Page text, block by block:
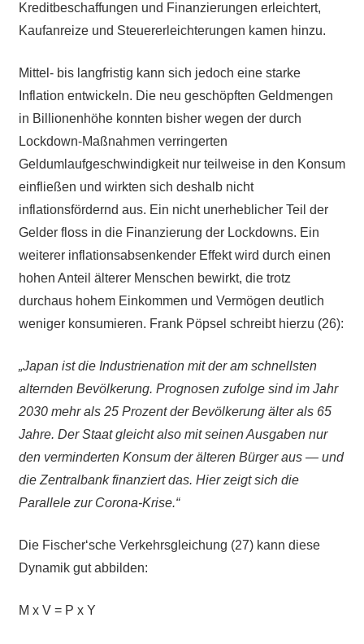
Kreditbeschaffungen und Finanzierungen erleichtert,
Kaufanreize und Steuererleichterungen kamen hinzu.
Mittel- bis langfristig kann sich jedoch eine starke
Inflation entwickeln. Die neu geschöpften Geldmengen
in Billionenhöhe konnten bisher wegen der durch
Lockdown-Maßnahmen verringerten
Geldumlaufgeschwindigkeit nur teilweise in den Konsum
einfließen und wirkten sich deshalb nicht
inflationsfördernd aus. Ein nicht unerheblicher Teil der
Gelder floss in die Finanzierung der Lockdowns. Ein
weiterer inflationsabsenkender Effekt wird durch einen
hohen Anteil älterer Menschen bewirkt, die trotz
durchaus hohem Einkommen und Vermögen deutlich
weniger konsumieren. Frank Pöpsel schreibt hierzu (26):
„Japan ist die Industrienation mit der am schnellsten
alternden Bevölkerung. Prognosen zufolge sind im Jahr
2030 mehr als 25 Prozent der Bevölkerung älter als 65
Jahre. Der Staat gleicht also mit seinen Ausgaben nur
den verminderten Konsum der älteren Bürger aus — und
die Zentralbank finanziert das. Hier zeigt sich die
Parallele zur Corona-Krise.“
Die Fischer‘sche Verkehrsgleichung (27) kann diese
Dynamik gut abbilden:
M x V = P x Y